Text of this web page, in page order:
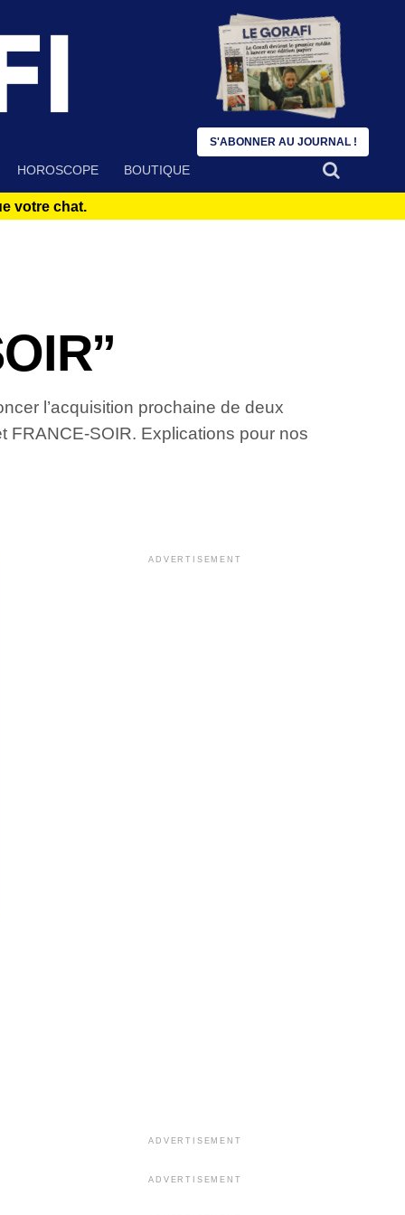
HOROSCOPE BOUTIQUE
votre chat.
l’acquisition prochaine de deux
FRANCE-SOIR. Explications pour nos
ADVERTISEMENT
ADVERTISEMENT
ADVERTISEMENT
S'ABONNER AU JOURNAL !